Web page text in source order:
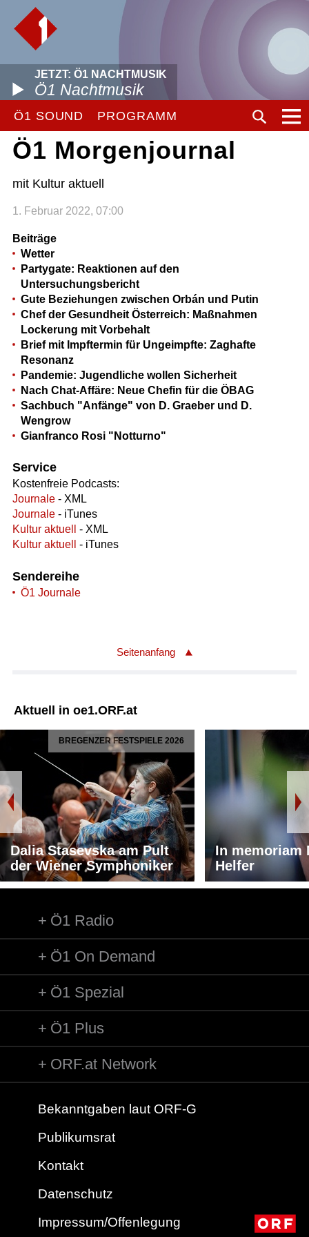
JETZT: Ö1 NACHTMUSIK
Ö1 Nachtmusik
Ö1 SOUND PROGRAMM
Ö1 Morgenjournal
mit Kultur aktuell
1. Februar 2022, 07:00
Beiträge
Wetter
Partygate: Reaktionen auf den
Untersuchungsbericht
Gute Beziehungen zwischen Orbán und Putin
Chef der Gesundheit Österreich: Maßnahmen
Lockerung mit Vorbehalt
Brief mit Impftermin für Ungeimpfte: Zaghafte
Resonanz
Pandemie: Jugendliche wollen Sicherheit
Nach Chat-Affäre: Neue Chefin für die ÖBAG
Sachbuch "Anfänge" von D. Graeber und D.
Wengrow
Gianfranco Rosi "Notturno"
Service
Kostenfreie Podcasts:
Journale- XML
Journale- iTunes
Kultur aktuell
- XML
Kultur aktuell
- iTunes
Sendereihe
Ö1 Journale
Seitenanfang
Aktuell in oe1.ORF.at
BREGENZER FESTSPIELE 2026
Dalia Stasevska am Pult
der Wiener Symphoniker
In memoriam
Helfer
Ö1 Radio
Ö1 On Demand
Ö1 Spezial
Ö1 Plus
ORF.at Network
Bekanntgaben laut ORF-G
Publikumsrat
Kontakt
Datenschutz
Impressum/Offenlegung